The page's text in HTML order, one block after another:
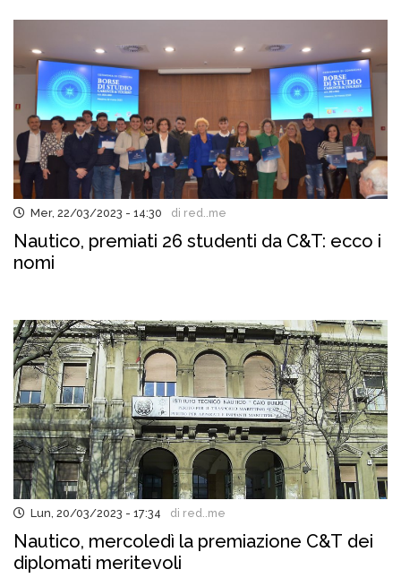
Mer, 22/03/2023 - 14:30 di red..me
Nautico, premiati 26 studenti da C&T: ecco i
nomi
Lun, 20/03/2023 - 17:34 di red..me
Nautico, mercoledì la premiazione C&T dei
diplomati meritevoli